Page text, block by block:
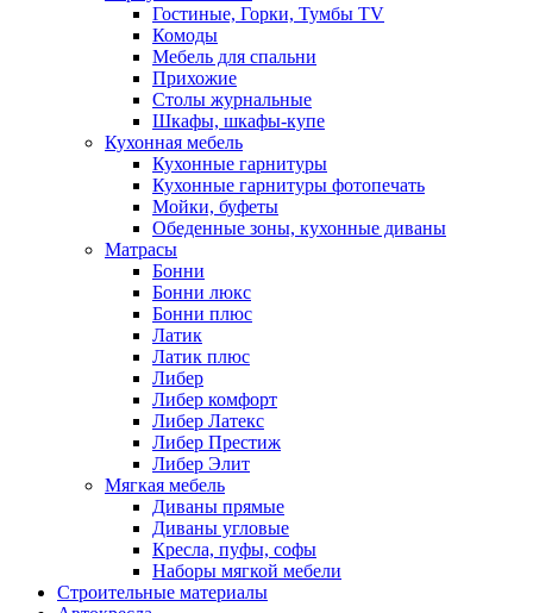
Гостиные, Горки, Тумбы TV
Комоды
Мебель для спальни
Прихожие
Столы журнальные
Шкафы, шкафы-купе
Кухонная мебель
Кухонные гарнитуры
Кухонные гарнитуры фотопечать
Мойки, буфеты
Обеденные зоны, кухонные диваны
Матрасы
Бонни
Бонни люкс
Бонни плюс
Латик
Латик плюс
Либер
Либер комфорт
Либер Латекс
Либер Престиж
Либер Элит
Мягкая мебель
Диваны прямые
Диваны угловые
Кресла, пуфы, софы
Наборы мягкой мебели
Строительные материалы